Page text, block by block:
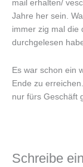
mail erhalten/
Jahre her sein.
immer zig mal die
durchgelesen
Es war schon ein
Ende zu
nur fürs Geschäft
Schreibe